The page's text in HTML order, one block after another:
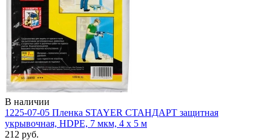
В наличии
1225-07-05 Пленка STAYER СТАНДАРТ защитная
укрывочная, HDPE, 7 мкм, 4 х 5 м
212 руб.